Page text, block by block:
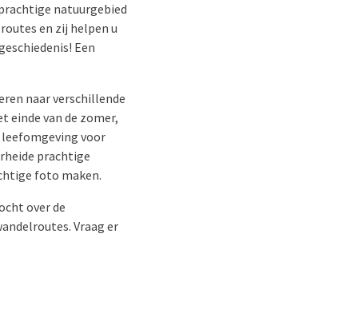
natuurgebied
en zij helpen u
Een
naar verschillende
einde van de zomer,
leefomgeving voor
prachtige
foto maken.
over de
Vraag er